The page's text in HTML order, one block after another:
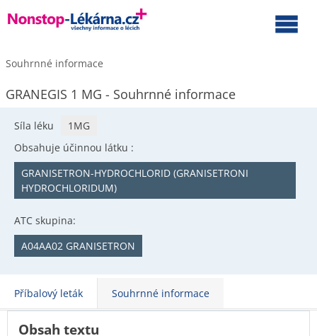
Souhrnné informace
GRANEGIS 1 MG - Souhrnné informace
Síla léku
1MG
Obsahuje účinnou látku :
GRANISETRON-HYDROCHLORID (GRANISETRONI
HYDROCHLORIDUM)
ATC skupina:
A04AA02 GRANISETRON
Příbalový leták Souhrnné informace
Obsah textu